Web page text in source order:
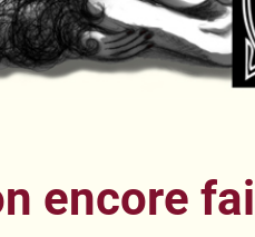
encore